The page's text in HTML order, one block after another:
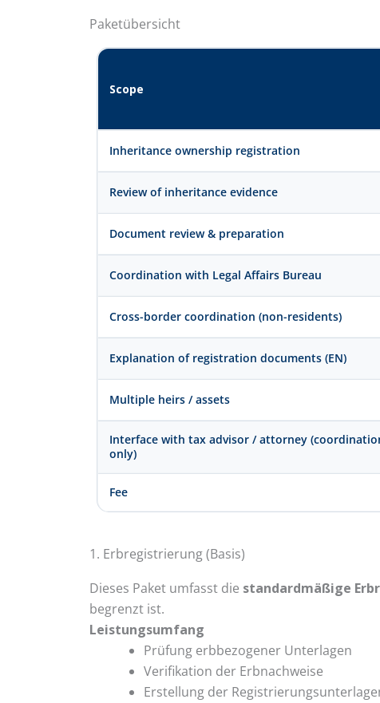
Paketübersicht
Scope
Inheritance ownership registration
Review of inheritance evidence
Document review & preparation
Coordination with Legal Affairs Bureau
Cross-border coordination (non-residents)
Explanation of registration documents (EN)
Multiple heirs / assets
Interface with tax advisor / attorney
only)
Fee
1. Erbregistrierung (Basis)
Dieses Paket umfasst die standardmäßige
begrenzt ist.
Leistungsumfang
Prüfung erbbezogener Unterlagen
Verifikation der Erbnachweise
Erstellung der